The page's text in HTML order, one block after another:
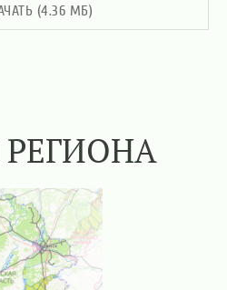
(4.36 МБ)